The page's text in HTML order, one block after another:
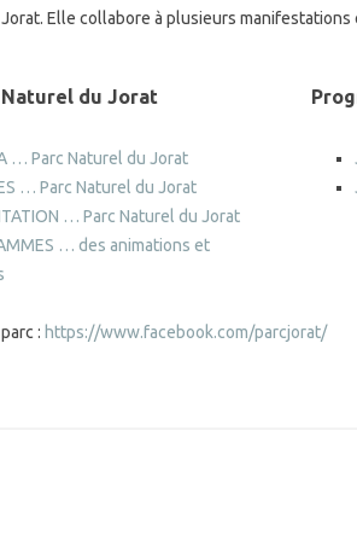
Elle collabore à plusieurs
Naturel du Jorat
… Parc Naturel du Jorat
… Parc Naturel du Jorat
… Parc Naturel du Jorat
… des animations et
: https://www.facebook.com/parcjorat/